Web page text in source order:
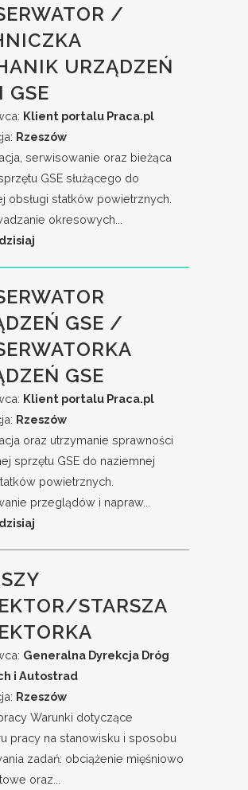
/
URZĄDZEŃ
GSE
Klient portalu Praca.pl
Rzeszów
serwisowanie oraz bieżąca
GSE służącego do
obsługi statków powietrznych.
okresowych...
dzisiaj
GSE /
GSE
Klient portalu Praca.pl
Rzeszów
oraz utrzymanie sprawności
sprzętu GSE do naziemnej
powietrznych.
przeglądów i napraw...
dzisiaj
STARSZA
Generalna Dyrekcja Dróg
i Autostrad
Rzeszów
Warunki dotyczące
pracy na stanowisku i sposobu
zadań: obciążenie mięśniowo
oraz...